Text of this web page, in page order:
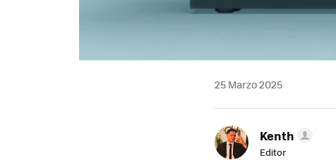
25 Marzo 2025
Kenth
Editor